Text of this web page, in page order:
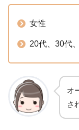
女性
20代、30代
オ
さ